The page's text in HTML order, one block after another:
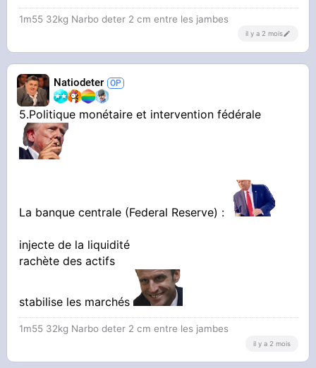
1m55 32kg Narbo deter 2 cm entre les jambes
il y a 2 mois
Natiodeter
5.Politique monétaire et intervention fédérale
La banque centrale (Federal Reserve) :
injecte de la liquidité
rachète des actifs
stabilise les marchés
1m55 32kg Narbo deter 2 cm entre les jambes
il y a 2 mois